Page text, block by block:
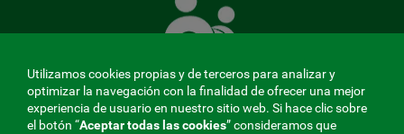
que
ti
Utilizamos cookies propias y de terceros para analizar y
optimizar la navegación con la finalidad de ofrecer una mejor
experiencia de usuario en nuestro sitio web. Si hace clic sobre
el botón “Aceptar todas las cookies” consideramos que